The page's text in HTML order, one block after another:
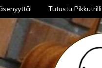
Tutustu